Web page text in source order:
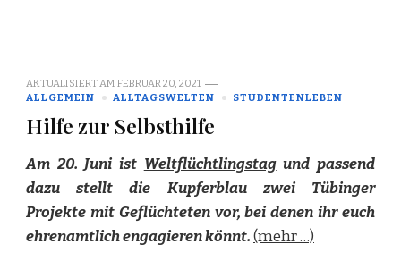
AKTUALISIERT AM FEBRUAR 20, 2021
ALLGEMEIN
ALLTAGSWELTEN STUDENTENLEBEN
Hilfe zur Selbsthilfe
Am 20. Juni ist Weltflüchtlingstagund passend
dazu stellt die Kupferblau zwei Tübinger
Projekte mit Geflüchteten vor, bei denen ihr euch
ehrenamtlich engagieren könnt.(mehr …)